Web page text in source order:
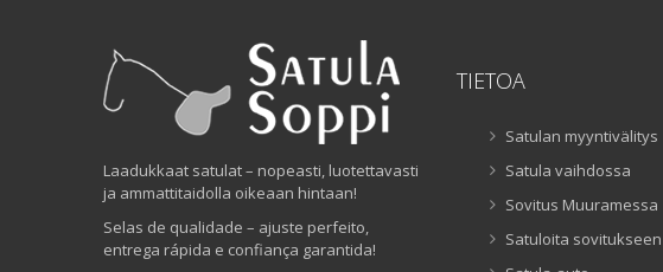
Laadukkaat satulat – nopeasti, luotettavasti
ja ammattitaidolla oikeaan hintaan!
Selas de qualidade – ajuste perfeito,
entrega rápida e confiança garantida!
TIETOA
Satulan myyntivälitys
Satula vaihdossa
Sovitus Muuramessa
Satuloita sovitukseen